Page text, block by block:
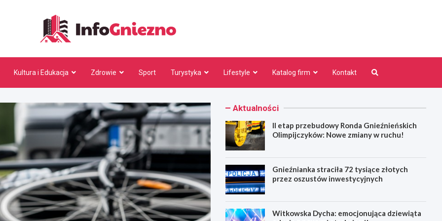
Kultura i Edukacja Zdrowie Sport Turystyka Lifestyle Katalog firm Kontakt
Aktualności
II etap przebudowy Ronda Gnieźnieńskich
Olimpijczyków: Nowe zmiany w ruchu!
Gnieźnianka straciła 72 tysiące złotych
przez oszustów inwestycyjnych
Witkowska Dycha: emocjonująca dziewiąta